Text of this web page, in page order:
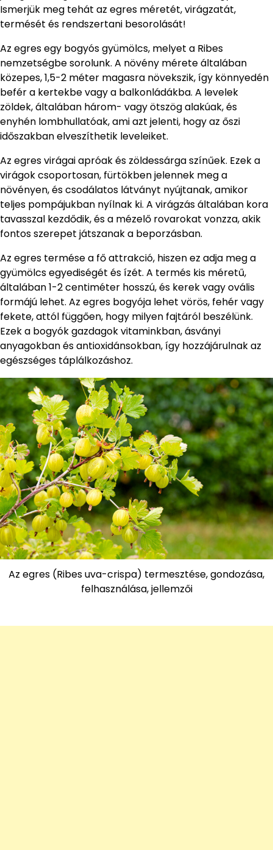
Ismerjük meg tehát az egres méretét, virágzatát,
termését és rendszertani besorolását!
Az egres egy bogyós gyümölcs, melyet a Ribes
nemzetségbe sorolunk. A növény mérete általában
közepes, 1,5-2 méter magasra növekszik, így könnyedén
befér a kertekbe vagy a balkonládákba. A levelek
zöldek, általában három- vagy ötszög alakúak, és
enyhén lombhullatóak, ami azt jelenti, hogy az őszi
időszakban elveszíthetik leveleiket.
Az egres virágai apróak és zöldessárga színűek. Ezek a
virágok csoportosan, fürtökben jelennek meg a
növényen, és csodálatos látványt nyújtanak, amikor
teljes pompájukban nyílnak ki. A virágzás általában kora
tavasszal kezdődik, és a mézelő rovarokat vonzza, akik
fontos szerepet játszanak a beporzásban.
Az egres termése a fő attrakció, hiszen ez adja meg a
gyümölcs egyediségét és ízét. A termés kis méretű,
általában 1-2 centiméter hosszú, és kerek vagy ovális
formájú lehet. Az egres bogyója lehet vörös, fehér vagy
fekete, attól függően, hogy milyen fajtáról beszélünk.
Ezek a bogyók gazdagok vitaminkban, ásványi
anyagokban és antioxidánsokban, így hozzájárulnak az
egészséges táplálkozáshoz.
Az egres (Ribes uva-crispa) termesztése, gondozása,
felhasználása, jellemzői